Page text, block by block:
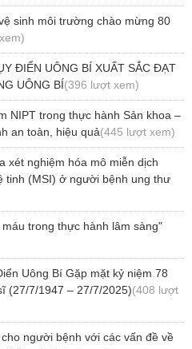
sinh môi trường chào mừng 80
ĐIỂN UÔNG BÍ XUẤT SẮC ĐẠT
UÔNG BÍ(396 lượt xem)
NIPT trong thực hành Sản khoa –
an toàn, hiệu quả(445 lượt xem)
xét nghiệm hóa mô miễn dịch
tinh (MSI) ở người bệnh ung thư
trong thực hành lâm sàng"
Uông Bí Gặp mặt kỷ niệm 78
(27/7/1947 – 27/7/2025)(408 lượt
người bệnh với các vấn đề về